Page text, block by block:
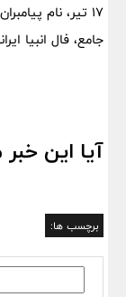
۱۷ تیر، نام
جامع، فال انبیا
آیا این
برچسب ها: